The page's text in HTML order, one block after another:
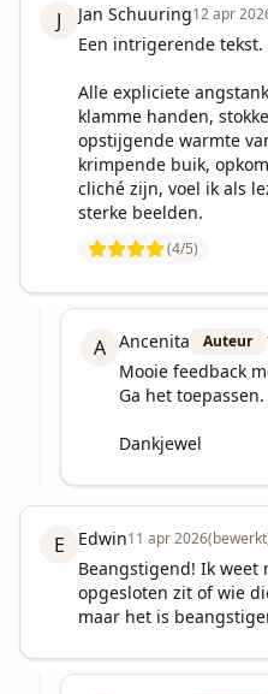
J Jan Schuuring12 apr
Een intrigerende tekst.
Alle expliciete
klamme handen,
opstijgende warmte
krimpende buik,
cliché zijn, voel ik als
sterke beelden.
(4/5)
A Ancenita Auteur
Mooie feedback
Ga het toepassen.
Dankjewel
E Edwin11 apr 2026
Beangstigend! Ik weet
opgesloten zit of wie
maar het is